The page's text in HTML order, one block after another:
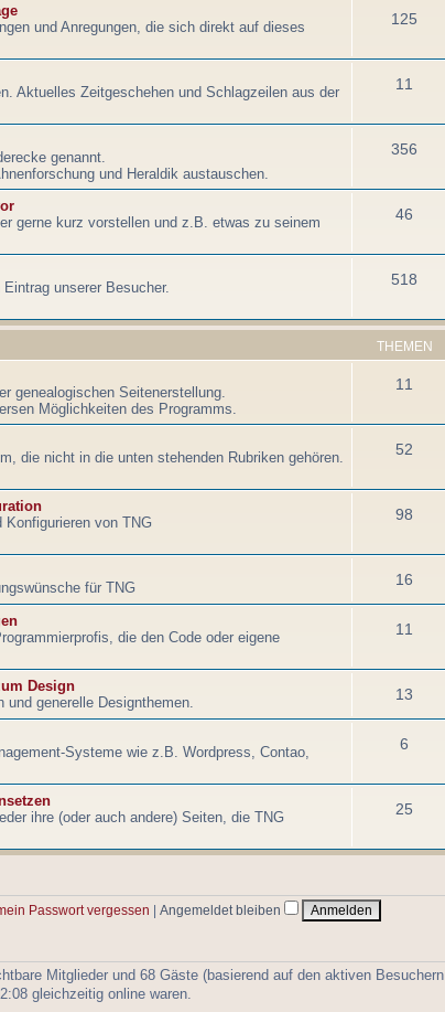
und Anregungen, die sich direkt auf dieses
125
Aktuelles Zeitgeschehen und Schlagzeilen aus der
11
genannt.
und Heraldik austauschen.
356
gerne kurz vorstellen und z.B. etwas zu seinem
46
unserer Besucher.
518
THEMEN
genealogischen Seitenerstellung.
Möglichkeiten des Programms.
11
die nicht in die unten stehenden Rubriken gehören.
52
Konfigurieren von TNG
98
für TNG
16
die den Code oder eigene
11
Design
und generelle Designthemen.
13
Systeme wie z.B. Wordpress, Contao,
6
ihre (oder auch andere) Seiten, die TNG
25
Passwort vergessen | Angemeldet bleiben
Mitglieder und 68 Gäste (basierend auf den aktiven
gleichzeitig online waren.